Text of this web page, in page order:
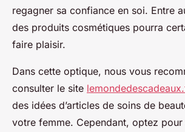
regagner sa confiance en soi. Entre
des produits cosmétiques pourra
faire plaisir.
Dans cette optique, nous vous
consulter le site
des idées d’articles de soins de
votre femme. Cependant, optez